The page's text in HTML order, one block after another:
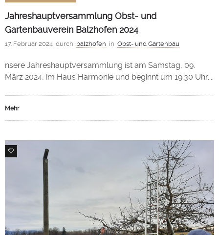
Jahreshauptversammlung Obst- und
Gartenbauverein Balzhofen 2024
17. Februar 2024 durch balzhofen in Obst- und Gartenbau
nsere Jahreshauptversammlung ist am Samstag, 09.
März 2024, im Haus Harmonie und beginnt um 19.30 Uhr....
Mehr
0